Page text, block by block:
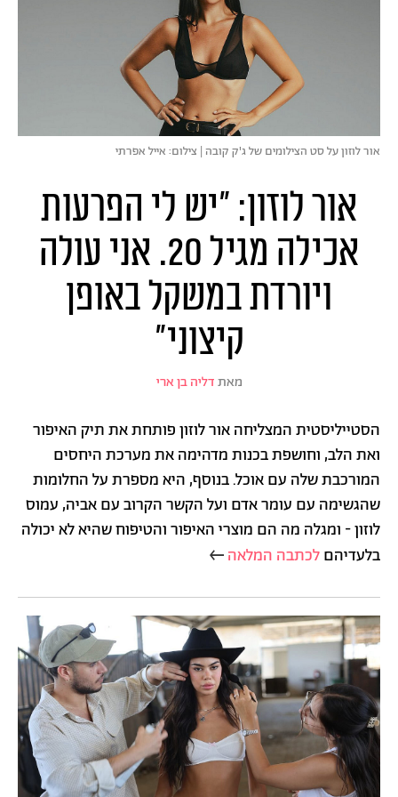
אור לוזון על סט הצילומים של ג'ק קובה | צילום: אייל אפרתי
אור לוזון: "יש לי הפרעות
אכילה מגיל 20. אני עולה
ויורדת במשקל באופן
קיצוני"
מאתדליה בן ארי
הסטייליסטית המצליחה אור לוזון פותחת את תיק האיפור
ואת הלב, וחושפת בכנות מדהימה את מערכת היחסים
המורכבת שלה עם אוכל. בנוסף, היא מספרת על החלומות
שהגשימה עם עומר אדם ועל הקשר הקרוב עם אביה, עמוס
לוזון - ומגלה מה הם מוצרי האיפור והטיפוח שהיא לא יכולה
בלעדיהםלכתבה המלאה